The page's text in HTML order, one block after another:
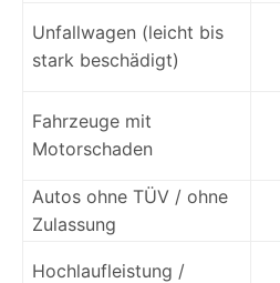
Unfallwagen (leicht bis
stark beschädigt)
Fahrzeuge mit
Motorschaden
Autos ohne TÜV / ohne
Zulassung
Hochlaufleistung /